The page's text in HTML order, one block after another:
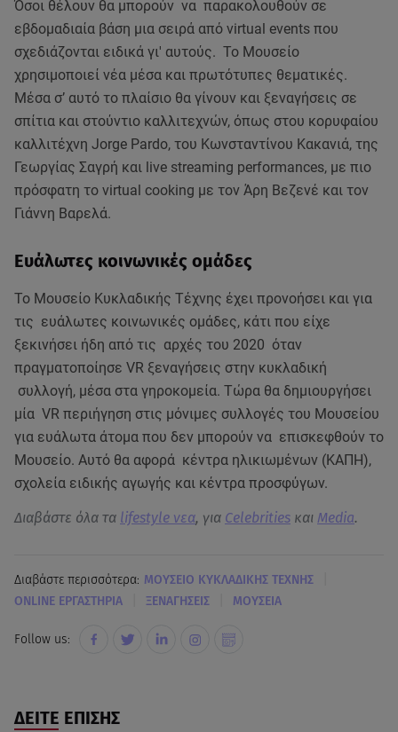
Όσοι θέλουν θα μπορούν να παρακολουθούν σε
εβδομαδιαία βάση μια σειρά από virtual events που
σχεδιάζονται ειδικά γι' αυτούς. Το Μουσείο
χρησιμοποιεί νέα μέσα και πρωτότυπες θεματικές.
Μέσα σ’ αυτό το πλαίσιο θα γίνουν και ξεναγήσεις σε
σπίτια και στούντιο καλλιτεχνών, όπως στου κορυφαίου
καλλιτέχνη Jorge Pardo, του Κωνσταντίνου Κακανιά, της
Γεωργίας Σαγρή και live streaming performances, με πιο
πρόσφατη το virtual cooking με τον Άρη Βεζενέ και τον
Γιάννη Βαρελά.
Ευάλωτες κοινωνικές ομάδες
Το Μουσείο Κυκλαδικής Τέχνης έχει προνοήσει και για
τις ευάλωτες κοινωνικές ομάδες, κάτι που είχε
ξεκινήσει ήδη από τις αρχές του 2020 όταν
πραγματοποίησε VR ξεναγήσεις στην κυκλαδική
συλλογή, μέσα στα γηροκομεία. Τώρα θα δημιουργήσει
μία VR περιήγηση στις μόνιμες συλλογές του Μουσείου
για ευάλωτα άτομα που δεν μπορούν να επισκεφθούν το
Μουσείο. Αυτό θα αφορά κέντρα ηλικιωμένων (ΚΑΠΗ),
σχολεία ειδικής αγωγής και κέντρα προσφύγων.
Διαβάστε όλα τα lifestyle νεα, για Celebrities και Media.
Διαβάστε περισσότερα: ΜΟΥΣΕΙΟ ΚΥΚΛΑΔΙΚΗΣ ΤΕΧΝΗΣ
ONLINE ΕΡΓΑΣΤΗΡΙΑ ΞΕΝΑΓΗΣΕΙΣ ΜΟΥΣΕΙΑ
Follow us:
ΔΕΙΤΕ ΕΠΙΣΗΣ